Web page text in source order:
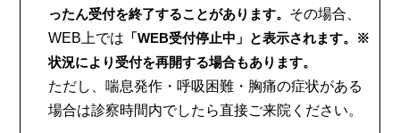
ったん受付を終了することがあります。 その場合、
WEB上では 「WEB受付停止中」と表示されます。※
状況により受付を再開する場合もあります。
ただし、喘息発作・呼吸困難・胸痛の症状がある
場合は診察時間内でしたら直接ご来院ください。